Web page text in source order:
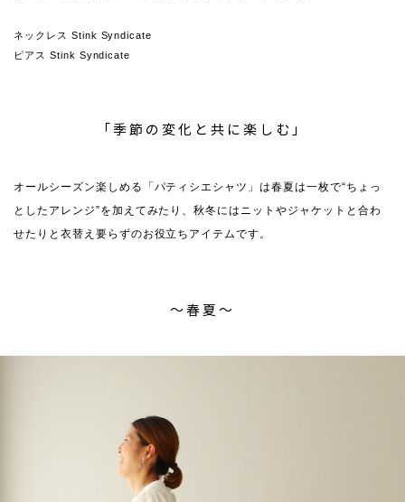
ネックレス Stink Syndicate
ピアス Stink Syndicate
「季節の変化と共に楽しむ」
オールシーズン楽しめる「パティシエシャツ」は春夏は一枚で“ちょっ
としたアレンジ”を加えてみたり、秋冬にはニットやジャケットと合わ
せたりと衣替え要らずのお役立ちアイテムです。
〜春夏〜